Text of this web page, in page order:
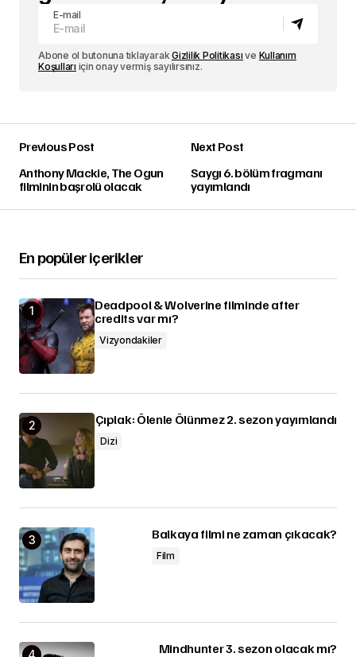
E-mail
Abone ol butonuna tıklayarakGizlilik Politikası ve Kullanım
Koşulları için onay vermiş sayılırsınız.
Previous Post
Anthony Mackie, The Ogun
filminin başrolü olacak
Next Post
Saygı 6. bölüm fragmanı
yayımlandı
En popüler içerikler
Deadpool & Wolverine filminde after
credits var mı?
Vizyondakiler
Çıplak: Ölenle Ölünmez 2. sezon yayımlandı
Dizi
Balkaya filmi ne zaman çıkacak?
Film
Mindhunter 3. sezon olacak mı?